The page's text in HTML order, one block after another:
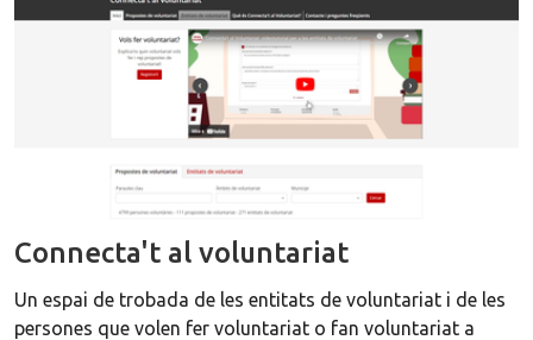
Connecta't al voluntariat
Un espai de trobada de les entitats de voluntariat i de les
persones que volen fer voluntariat o fan voluntariat a